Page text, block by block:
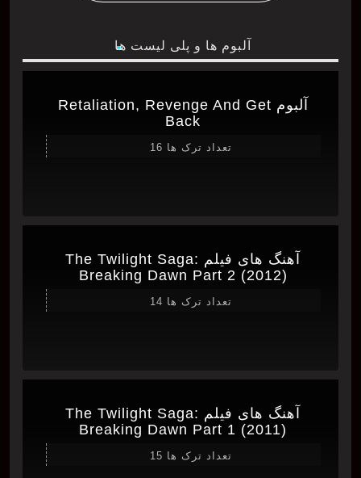
آلبوم ها و پلی لیست ها
آلبوم Retaliation, Revenge And Get
Back
تعداد ترک ها 16
آهنگ های فیلم The Twilight Saga:
Breaking Dawn Part 2 (2012)
تعداد ترک ها 14
آهنگ های فیلم The Twilight Saga:
Breaking Dawn Part 1 (2011)
تعداد ترک ها 15